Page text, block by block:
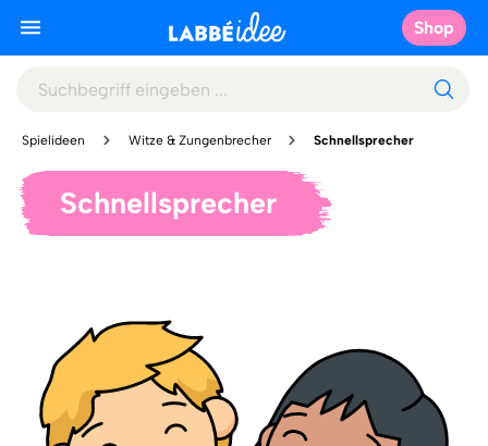
Shop
Spielideen Witze & Zungenbrecher Schnellsprecher
Schnellsprecher